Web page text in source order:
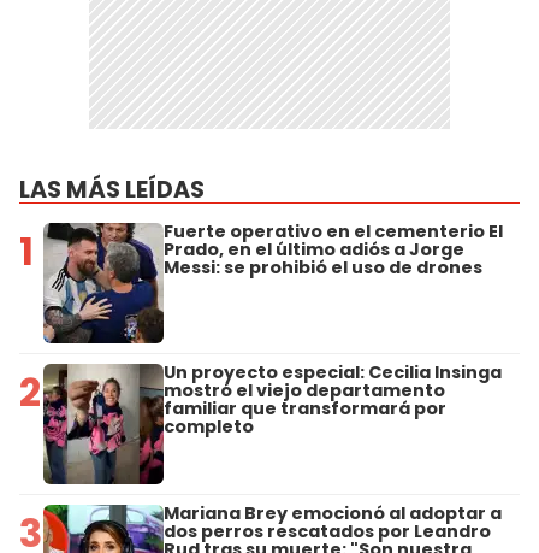
LAS MÁS LEÍDAS
1 Fuerte operativo en el cementerio El
Prado, en el último adiós a Jorge
Messi: se prohibió el uso de drones
2 Un proyecto especial: Cecilia Insinga
mostró el viejo departamento
familiar que transformará por
completo
3 Mariana Brey emocionó al adoptar a
dos perros rescatados por Leandro